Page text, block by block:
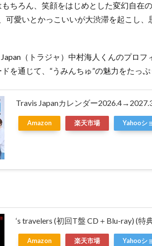
ちろん、笑顔をはじめとした変幻自在
可愛いとかっこいいが大渋滞を起こし
（トラジャ）中村海人くんのプロ
を通じて、“うみんちゅ”の魅力をたっぷ
Travis Japanカレンダー
Amazon 楽天市場 Yahooシ
‘s travelers (初回T盤 CD＋Blu-ray) (特
Amazon 楽天市場 Yahooシ